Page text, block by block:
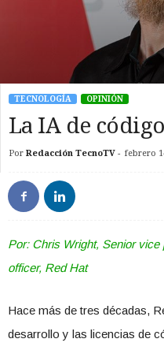
TECNOLOGÍA OPINIÓN
La IA de
Por Redacción TecnoTV - febrero
Por: Chris Wright, Senior
officer, Red Hat
Hace más de tres décadas,
desarrollo y las licencias de